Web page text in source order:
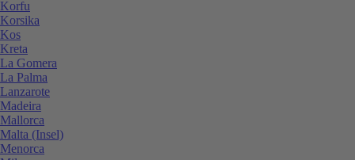
Korfu
Korsika
Kos
Kreta
La Gomera
La Palma
Lanzarote
Madeira
Mallorca
Malta (Insel)
Menorca